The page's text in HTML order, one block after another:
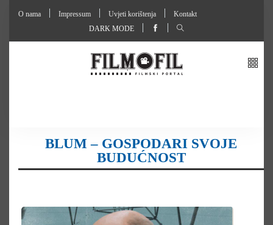
O nama Impressum Uvjeti korištenja
Kontakt
DARK MODE
BLUM – GOSPODARI SVOJE
BUDUĆNOST